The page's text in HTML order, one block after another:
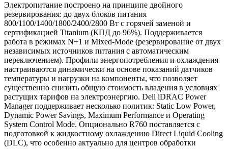
Электропитание построено на принципе двойного
резервирования: до двух блоков питания
800/1100/1400/1800/2400/2800 Вт с горячей заменой и
сертификацией Titanium (КПД до 96%). Поддерживается
работа в режимах N+1 и Mixed-Mode (резервирование от двух
независимых источников питания с автоматическим
переключением). Профили энергопотребления и охлаждения
настраиваются динамически на основе показаний датчиков
температуры и нагрузки на компоненты, что позволяет
существенно снизить общую стоимость владения в условиях
растущих тарифов на электроэнергию. Dell iDRAC Power
Manager поддерживает несколько политик: Static Low Power,
Dynamic Power Savings, Maximum Performance и Operating
System Control Mode. Опционально R760 поставляется с
подготовкой к жидкостному охлаждению Direct Liquid Cooling
(DLC), что особенно актуально для центров обработки